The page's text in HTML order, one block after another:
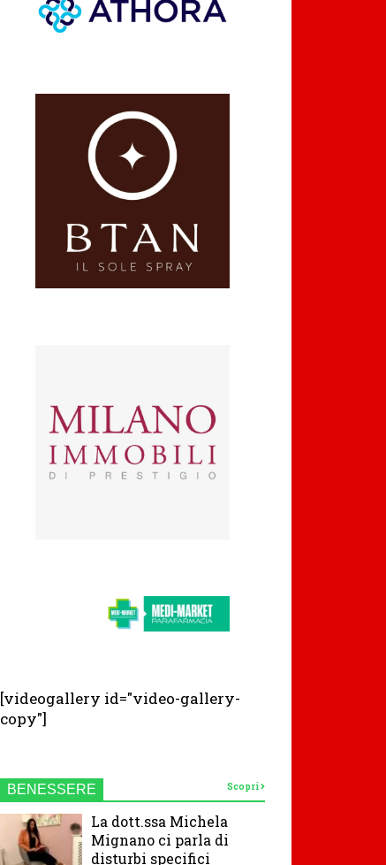
[videogallery id="video-gallery-
copy"]
BENESSERE Scopri
La dott.ssa Michela
Mignano ci parla di
disturbi specifici